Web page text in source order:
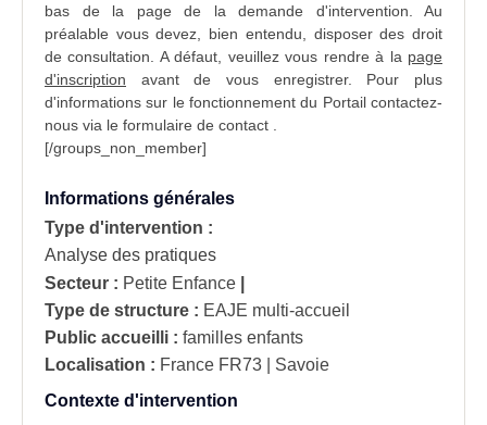
bas de la page de la demande d'intervention . Au
préalable vous devez, bien entendu, disposer des droit
de consultation. A défaut, veuillez vous rendre à la page
d'inscription avant de vous enregistrer. Pour plus
d'informations sur le fonctionnement du Portail contactez-
nous via le formulaire de contact
[/groups_non_member]
Informations générales
Type d'intervention :
Analyse des pratiques
Secteur : Petite Enfance
Type de structure : EAJE multi-accueil
Public accueilli : familles enfants
Localisation : France FR73 | Savoie
Contexte d'intervention